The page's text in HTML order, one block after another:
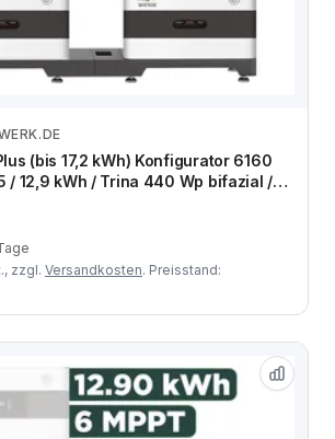
Zum Angebot
(bis 17,2 kWh) Konfigurator 6160
/ 12,9 kWh / Trina 440 Wp bifazial /
zzgl. Versandkosten. Preisstand: